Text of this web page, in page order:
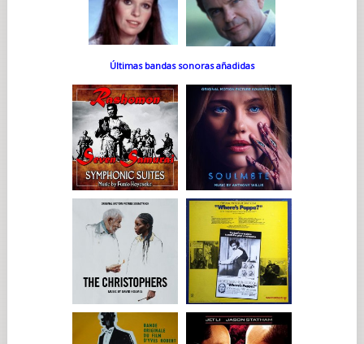
Últimas bandas sonoras añadidas